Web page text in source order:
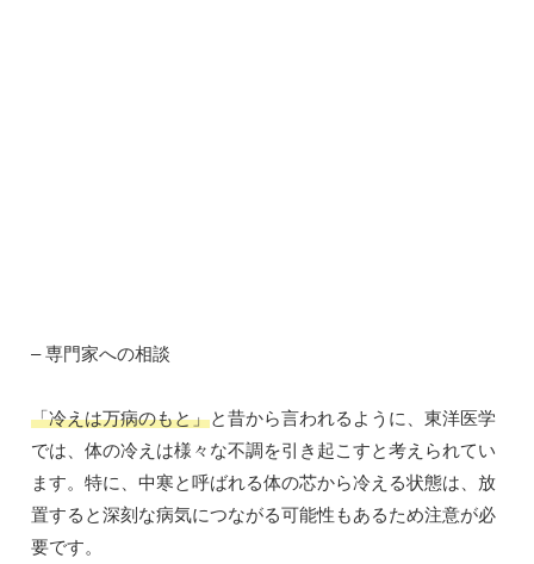
– 専門家への相談
「冷えは万病のもと」と昔から言われるように、東洋医学
では、体の冷えは様々な不調を引き起こすと考えられてい
ます。特に、中寒と呼ばれる体の芯から冷える状態は、放
置すると深刻な病気につながる可能性もあるため注意が必
要です。